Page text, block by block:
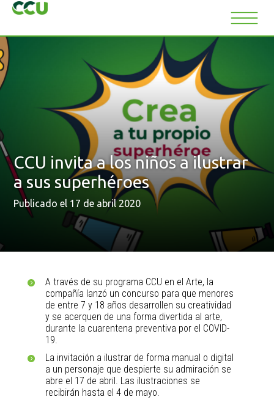
CCU invita a los niños a ilustrar
a sus superhéroes
Publicado el 17 de abril 2020
A través de su programa CCU en el Arte, la
compañía lanzó un concurso para que menores
de entre 7 y 18 años desarrollen su creatividad
y se acerquen de una forma divertida al arte,
durante la cuarentena preventiva por el COVID-
19.
La invitación a ilustrar de forma manual o digital
a un personaje que despierte su admiración se
abre el 17 de abril. Las ilustraciones se
recibirán hasta el 4 de mayo.